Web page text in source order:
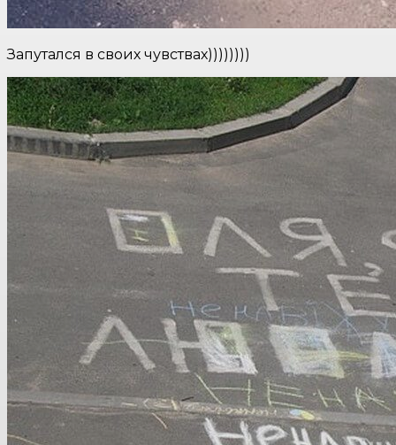
Запутался в своих чувствах))))))))